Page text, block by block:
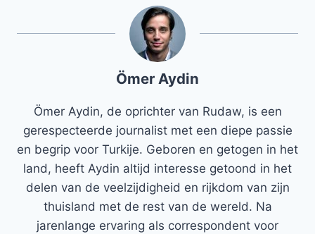
Ömer Aydin
Ömer Aydin, de oprichter van Rudaw, is een
gerespecteerde journalist met een diepe passie
en begrip voor Turkije. Geboren en getogen in het
land, heeft Aydin altijd interesse getoond in het
delen van de veelzijdigheid en rijkdom van zijn
thuisland met de rest van de wereld. Na
jarenlange ervaring als correspondent voor